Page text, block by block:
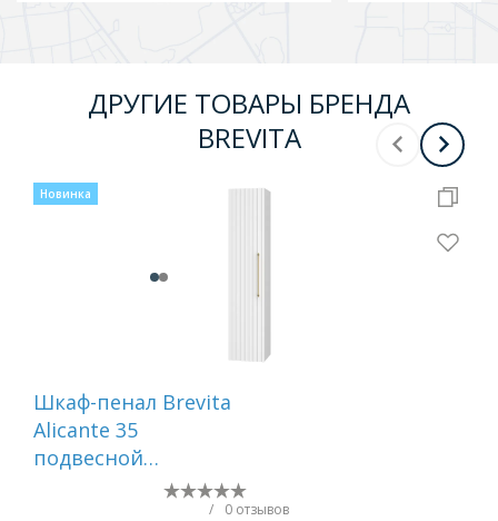
ДРУГИЕ ТОВАРЫ БРЕНДА
BREVITA
Новинка
Шкаф-пенал Brevita
Alicante 35
подвесной
универсальный
/ 0 отзывов